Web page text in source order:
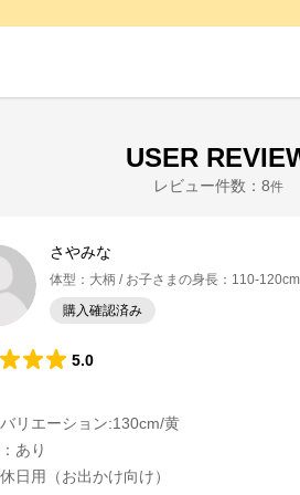
USER
レビュー件数： 8件
さやみな
体型 ： 大柄 お子さまの身長 ： 110-120cm
購入確認済み
5.0
リエーション:130cm/黄
： あり
休日用（お出かけ向け）